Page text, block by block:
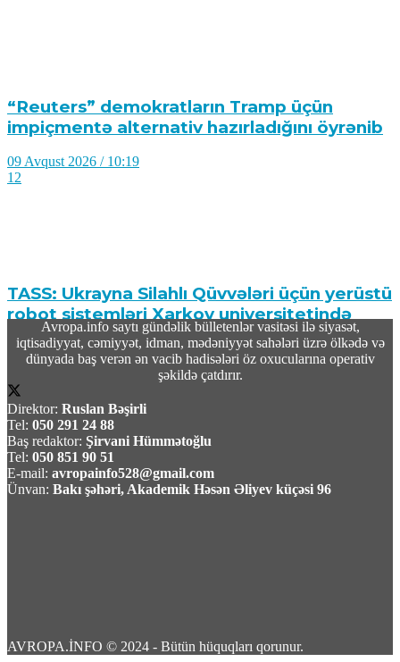
“Reuters” demokratların Tramp üçün
impiçmentə alternativ hazırladığını öyrənib
09 Avqust 2026 / 10:19
12
TASS: Ukrayna Silahlı Qüvvələri üçün yerüstü
robot sistemləri Xarkov universitetində
yığılır
09 Avqust 2026 / 10:07
6
Məhəmməd Bağet Zülqədr: “ABŞ dəniz
Avropa.info saytı gündəlik bülletenlər vasitəsi ilə siyasət,
iqtisadiyyat, cəmiyyət, idman, mədəniyyət sahələri üzrə ölkədə və
dünyada baş verən ən vacib hadisələri öz oxucularına operativ
şəkildə çatdırır.
Direktor: Ruslan Bəşirli
Tel: 050 291 24 88
Baş redaktor: Şirvani Hümmətoğlu
Tel: 050 851 90 51
E-mail: avropainfo528@gmail.com
Ünvan: Bakı şəhəri, Akademik Həsən Əliyev küçəsi 96
AVROPA.İNFO © 2024 - Bütün hüquqları qorunur.